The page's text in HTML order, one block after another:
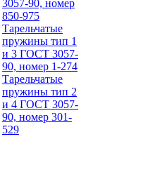
3057-90, номер
850-975
Тарельчатые
пружины тип 1
и 3 ГОСТ 3057-
90, номер 1-274
Тарельчатые
пружины тип 2
и 4 ГОСТ 3057-
90, номер 301-
529